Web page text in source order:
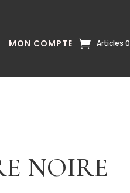
MON COMPTE Articles 0
NOIRE